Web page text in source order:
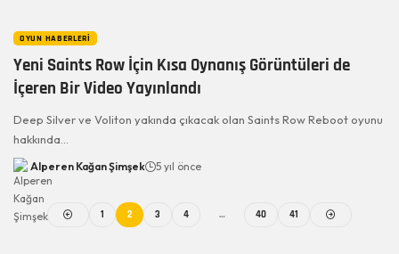
OYUN HABERLERI
Yeni Saints Row İçin Kısa Oynanış Görüntüleri de
İçeren Bir Video Yayınlandı
Deep Silver ve Voliton yakında çıkacak olan Saints Row Reboot oyunu
hakkında…
Alperen Kağan Şimşek 5 yıl önce
1 2 3 4 … 40 41